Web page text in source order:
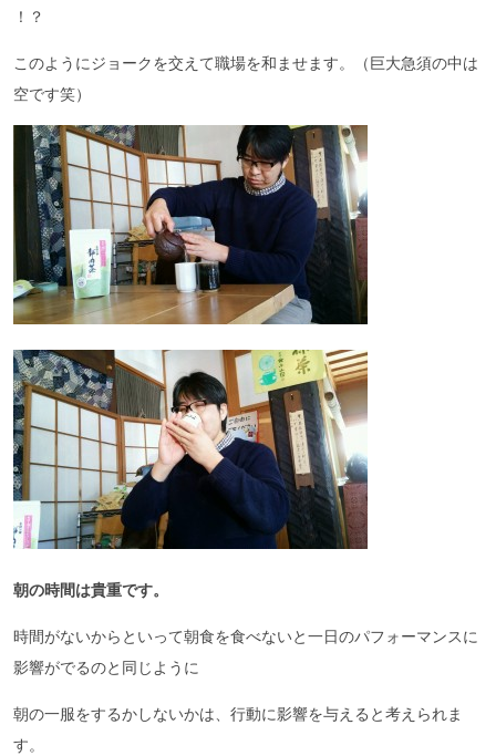
！？
このようにジョークを交えて職場を和ませます。（巨大急須の中は
空です笑）
朝の時間は貴重です。
時間がないからといって朝食を食べないと一日のパフォーマンスに
影響がでるのと同じように
朝の一服をするかしないかは、行動に影響を与えると考えられま
す。